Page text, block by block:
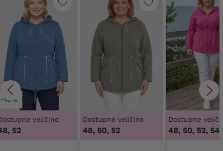
−18%
veličine
52
Dostupne veličine
48, 50, 52
Dostupne
48, 50, 52, 54